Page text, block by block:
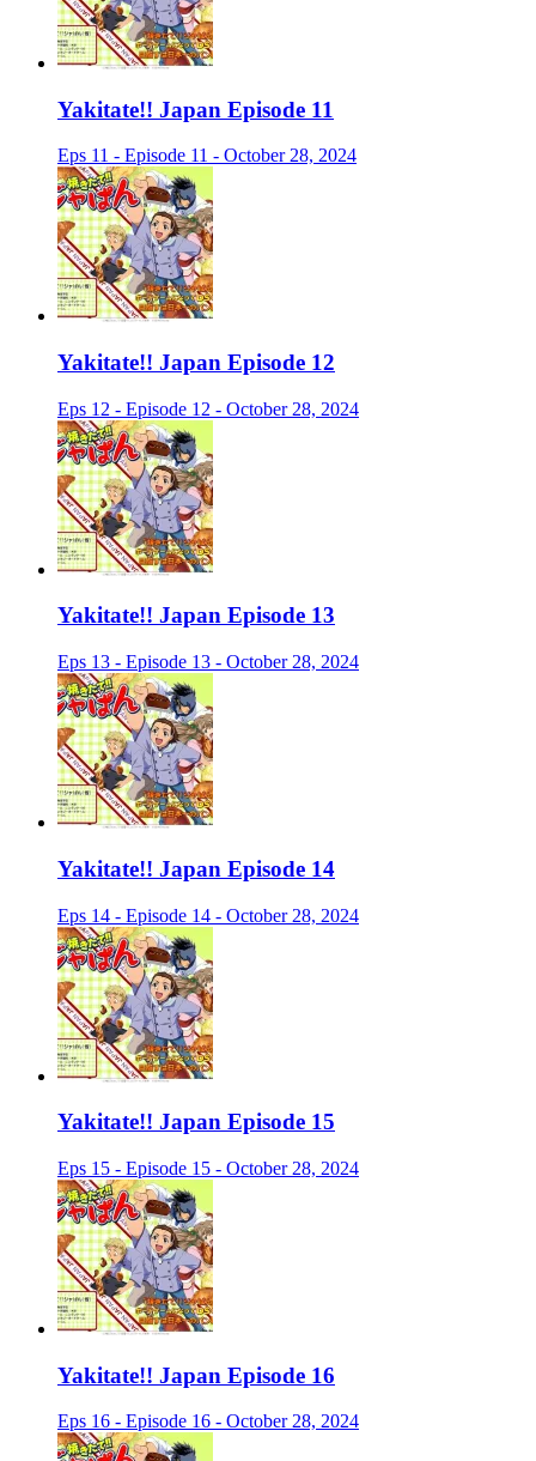
Yakitate!! Japan Episode 11
Eps 11 - Episode 11 - October 28, 2024
Yakitate!! Japan Episode 12
Eps 12 - Episode 12 - October 28, 2024
Yakitate!! Japan Episode 13
Eps 13 - Episode 13 - October 28, 2024
Yakitate!! Japan Episode 14
Eps 14 - Episode 14 - October 28, 2024
Yakitate!! Japan Episode 15
Eps 15 - Episode 15 - October 28, 2024
Yakitate!! Japan Episode 16
Eps 16 - Episode 16 - October 28, 2024